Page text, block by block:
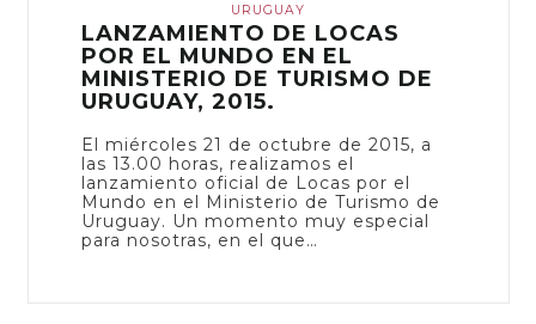
URUGUAY
LANZAMIENTO DE LOCAS
POR EL MUNDO EN EL
MINISTERIO DE TURISMO DE
URUGUAY, 2015.
El miércoles 21 de octubre de 2015, a
las 13.00 horas, realizamos el
lanzamiento oficial de Locas por el
Mundo en el Ministerio de Turismo de
Uruguay. Un momento muy especial
para nosotras, en el que…